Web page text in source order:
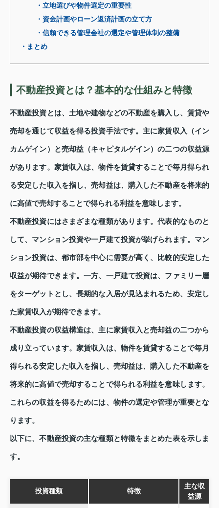
・立地選びや物件選定の重要性
・資金計画やローン返済計画の立て方
・信頼できる管理会社の選定や管理体制の整備
・まとめ
不動産投資とは？基本的な仕組みと特徴
不動産投資とは、土地や建物などの不動産を購入し、賃貸や
売却を通じて収益を得る投資手法です。主に家賃収入（イン
カムゲイン）と売却益（キャピタルゲイン）の二つの収益源
があります。家賃収入は、物件を賃貸することで毎月得られ
る安定した収入を指し、売却益は、購入した不動産を将来的
に高値で売却することで得られる利益を意味します。
不動産投資にはさまざまな種類があります。代表的なものと
して、マンション投資や一戸建て投資が挙げられます。マン
ション投資は、都市部を中心に需要が高く、比較的安定した
収益が期待できます。一方、一戸建て投資は、ファミリー層
をターゲットとし、長期的な入居が見込まれるため、安定し
た家賃収入が期待できます。
不動産投資の収益構造は、主に家賃収入と売却益の二つから
成り立っています。家賃収入は、物件を賃貸することで毎月
得られる安定した収入を指し、売却益は、購入した不動産を
将来的に高値で売却することで得られる利益を意味します。
これらの収益を得るためには、物件の選定や管理が重要とな
ります。
以下に、不動産投資の主な種類と特徴をまとめた表を示しま
す。
投資種類 特徴
主な収
益源